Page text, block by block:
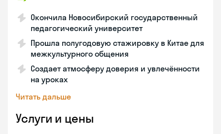
Окончила Новосибирский государственный
педагогический университет
Прошла полугодовую стажировку в Китае для
межкультурного общения
Создает атмосферу доверия и увлечённости
на уроках
Читать дальше
Услуги и цены